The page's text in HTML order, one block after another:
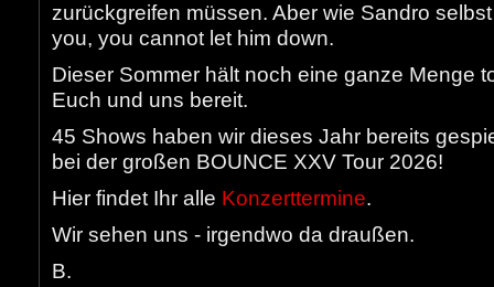
zurückgreifen müssen. Aber wie Sandro
you, you cannot let him down.
Dieser Sommer hält noch eine ganze Menge
Euch und uns bereit.
45 Shows haben wir dieses Jahr bereits
bei der großen BOUNCE XXV Tour 2026!
Hier findet Ihr alle Konzerttermine.
Wir sehen uns - irgendwo da draußen.
B.